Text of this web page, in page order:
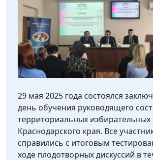
29 мая 2025 года состоялся
день обучения руководящего
территориальных избирательных
Краснодарского края. Все
справились с итоговым
ходе плодотворных дискуссий в